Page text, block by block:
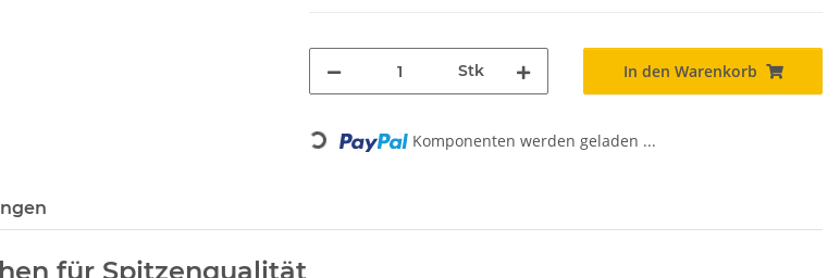
Stk In den Warenkorb
Loading... Komponenten werden geladen ...
für Spitzenqualität